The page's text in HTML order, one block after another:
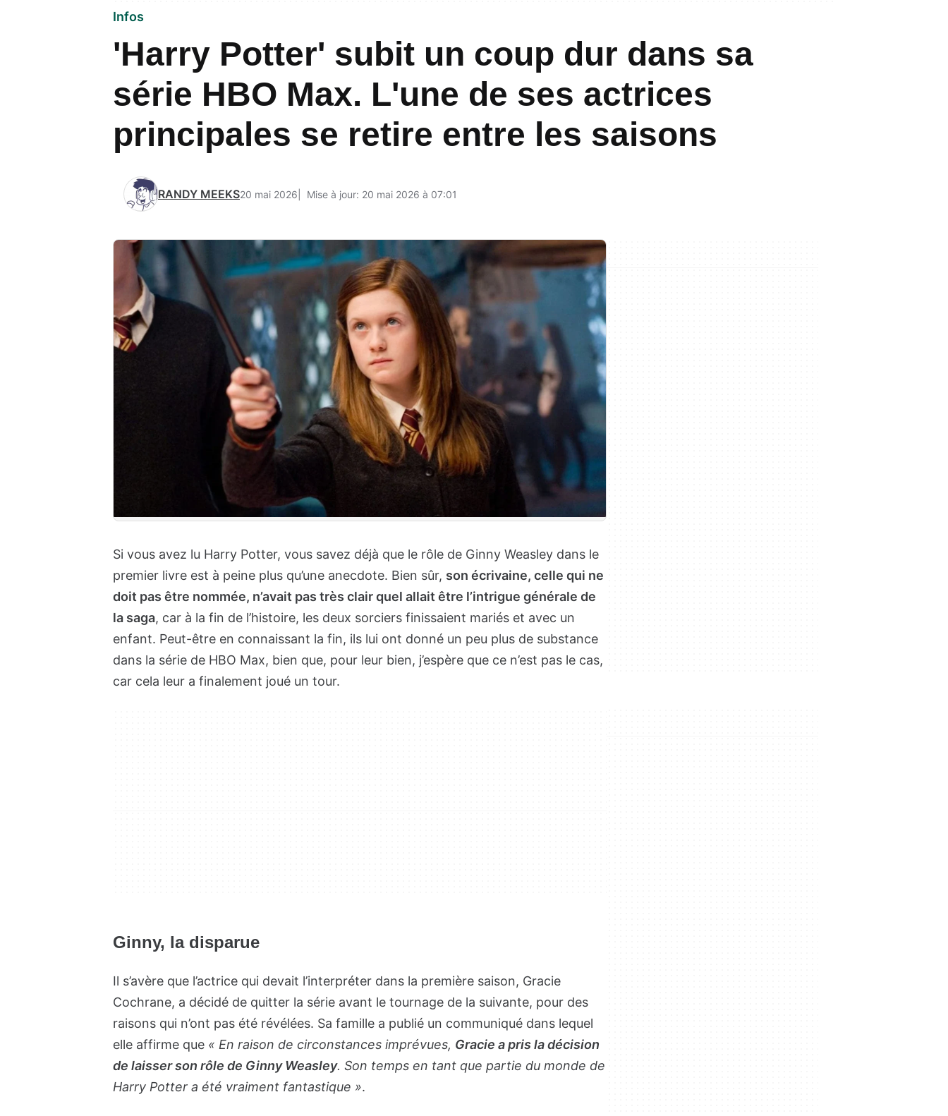
Infos
'Harry Potter' subit un coup dur dans sa
série HBO Max. L'une de ses actrices
principales se retire entre les saisons
RANDY MEEKS20 mai 2026 Mise à jour: 20 mai 2026 à 07:01
Si vous avez lu Harry Potter, vous savez déjà que le rôle de Ginny Weasley dans le
premier livre est à peine plus qu’une anecdote. Bien sûr, son écrivaine, celle qui ne
doit pas être nommée, n’avait pas très clair quel allait être l’intrigue générale de
la saga, car à la fin de l’histoire, les deux sorciers finissaient mariés et avec un
enfant. Peut-être en connaissant la fin, ils lui ont donné un peu plus de substance
dans la série de HBO Max, bien que, pour leur bien, j’espère que ce n’est pas le cas,
car cela leur a finalement joué un tour.
Ginny, la disparue
Il s’avère que l’actrice qui devait l’interpréter dans la première saison, Gracie
Cochrane, a décidé de quitter la série avant le tournage de la suivante, pour des
raisons qui n’ont pas été révélées. Sa famille a publié un communiqué dans lequel
elle affirme que « En raison de circonstances imprévues, Gracie a pris la décision
de laisser son rôle de Ginny Weasley. Son temps en tant que partie du monde de
Harry Potter a été vraiment fantastique ».